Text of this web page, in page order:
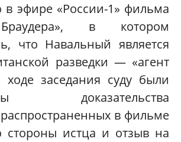
в эфире «России-1» фильма
в котором
что Навальный является
разведки — «агент
ходе заседания суду были
доказательства
в фильме
стороны истца и отзыв на